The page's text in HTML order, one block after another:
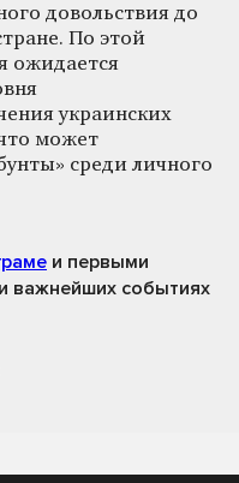
довольствия до
По этой
ожидается
украинских
может
среди личного
и первыми
важнейших событиях